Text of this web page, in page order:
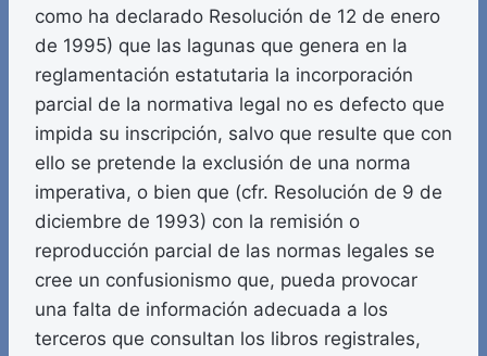
como ha declarado Resolución de 12 de enero
de 1995) que las lagunas que genera en la
reglamentación estatutaria la incorporación
parcial de la normativa legal no es defecto que
impida su inscripción, salvo que resulte que con
ello se pretende la exclusión de una norma
imperativa, o bien que (cfr. Resolución de 9 de
diciembre de 1993) con la remisión o
reproducción parcial de las normas legales se
cree un confusionismo que, pueda provocar
una falta de información adecuada a los
terceros que consultan los libros registrales,